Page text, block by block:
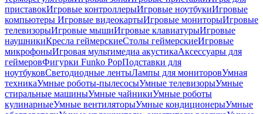
приставокИгровые контроллерыИгровые ноутбукиИгровые
компьютеры Игровые видеокартыИгровые мониторыИгровые
телевизорыИгровые мышиИгровые клавиатурыИгровые
наушникиКресла геймерскиеСтолы геймерскиеИгровые
микрофоныИгровая мультимедиа акустикаАксессуары для
геймеровФигурки Funko PopПодставки для
ноутбуковСветодиодные лентыЛампы для мониторовУмная
техникаУмные роботы-пылесосыУмные телевизорыУмные
стиральные машиныУмные чайникиУмные роботы
кулинарныеУмные вентиляторыУмные кондиционерыУмные